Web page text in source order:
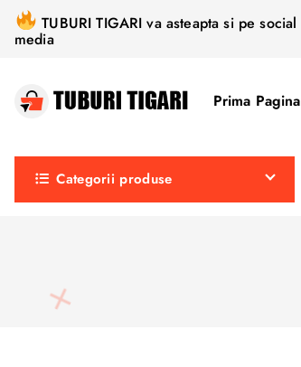
TUBURI TIGARI va asteapta si pe social
media
Prima Pagina
Categorii produse